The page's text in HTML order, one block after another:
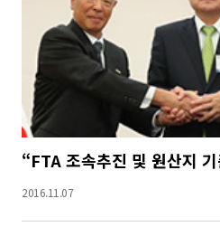
“FTA 조속추진 및 원산지
2016.11.07